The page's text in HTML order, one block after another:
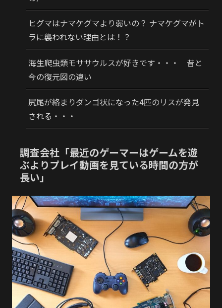
ヒグマはナマケグマより弱いの？ ナマケグマがト
ラに襲われない理由とは！？
海生爬虫類モササウルスが好きです・・・ 昔と
今の復元図の違い
尻尾が絡まりダンゴ状になった4匹のリスが発見
される・・・
調査会社「最近のゲーマーはゲームを遊
ぶよりプレイ動画を見ている時間の方が
長い」